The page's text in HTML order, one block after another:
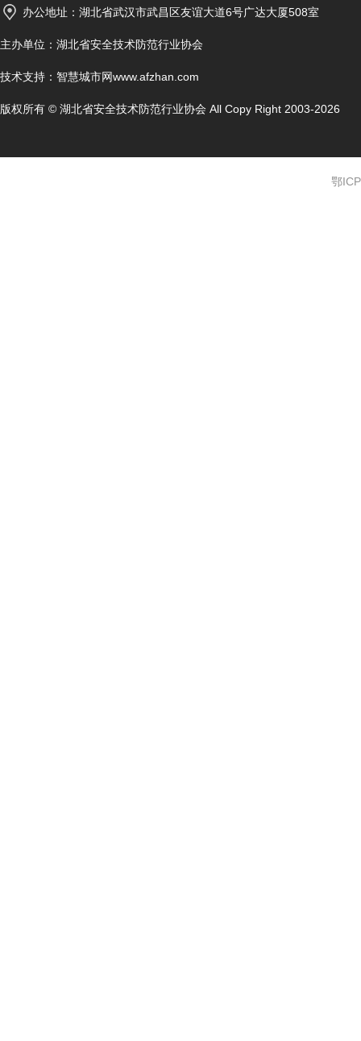
办公地址：湖北省武汉市武昌区友谊大道6号广达大厦508室
主办单位：湖北省安全技术防范行业协会
技术支持： 智慧城市网www.afzhan.com
版权所有 © 湖北省安全技术防范行业协会 All Copy Right 2003-2026
鄂